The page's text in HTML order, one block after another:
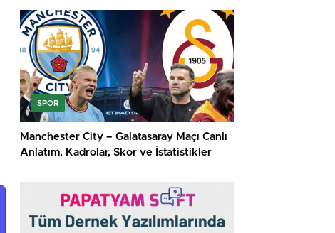
SPOR
Manchester City – Galatasaray Maçı Canlı
Anlatım, Kadrolar, Skor ve İstatistikler